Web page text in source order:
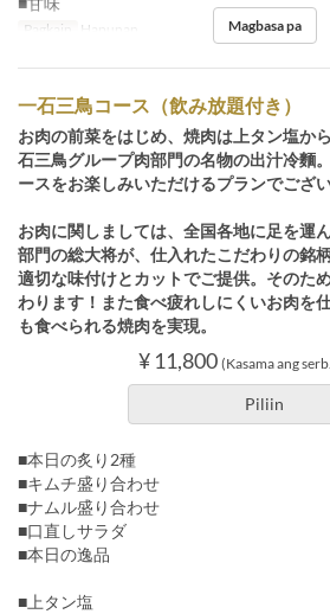
Pagkain Hapunan Magbasa pa
一石三鳥コース（飲み放題付き）
お肉の前菜をはじめ、焼肉は上タン塩か
石三鳥グループ肉部門の名物の出汁冷麵
ースをお楽しみいただけるプランでござい
お肉に関しましては、全国各地に足を運
部門の総大将が、仕入れたこだわりの銘
適切な味付けとカットでご提供。そのた
わります！また食べ疲れしにくいお肉を
も食べられる焼肉を実現。
¥ 11,800 (Kasama ang
Piliin
■本日の炙り2種
■キムチ盛り合わせ
■ナムル盛り合わせ
■口直しサラダ
■本日の逸品
■上タン塩